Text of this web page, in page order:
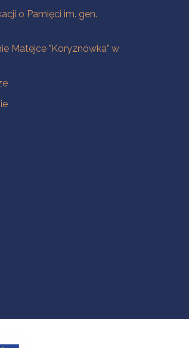
o Pamięci im. gen.
Matejce "Koryznówka" w